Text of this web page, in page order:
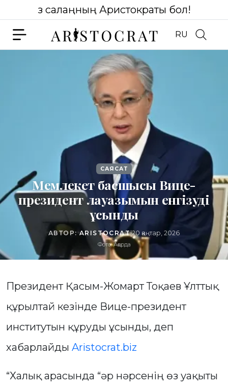
Өз салаңның Аристократы бол!
RU
САЯСАТ
Мемлекет басшысы Вице-
президент лауазымын енгізуді
ұсынды
АВТОР:ARISTOCRAT|20 қаңтар, 2026
Фото: Ақорда
Президент Қасым-Жомарт Тоқаев Ұлттық
құрылтай кезінде Вице-президент
институтын құруды ұсынды, деп
хабарлайды Aristocrat.biz
“Халық арасында “әр нәрсенің өз уақыты